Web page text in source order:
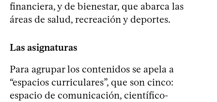
financiera, y de bienestar, que abarca las
áreas de salud, recreación y deportes.
Las asignaturas
Para agrupar los contenidos se apela a
“espacios curriculares”, que son cinco:
espacio de comunicación, científico-